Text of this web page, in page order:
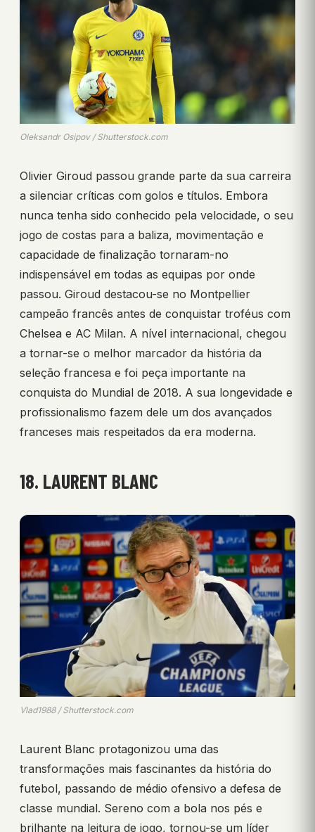
Oleksandr Osipov / Shutterstock.com
Olivier Giroud passou grande parte da sua carreira
a silenciar críticas com golos e títulos. Embora
nunca tenha sido conhecido pela velocidade, o seu
jogo de costas para a baliza, movimentação e
capacidade de finalização tornaram-no
indispensável em todas as equipas por onde
passou. Giroud destacou-se no Montpellier
campeão francês antes de conquistar troféus com
Chelsea e AC Milan. A nível internacional, chegou
a tornar-se o melhor marcador da história da
seleção francesa e foi peça importante na
conquista do Mundial de 2018. A sua longevidade e
profissionalismo fazem dele um dos avançados
franceses mais respeitados da era moderna.
18. LAURENT BLANC
Vlad1988 / Shutterstock.com
Laurent Blanc protagonizou uma das
transformações mais fascinantes da história do
futebol, passando de médio ofensivo a defesa de
classe mundial. Sereno com a bola nos pés e
brilhante na leitura de jogo, tornou-se um líder